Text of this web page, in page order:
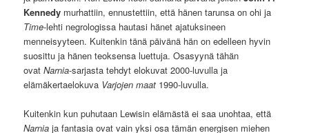
Kennedy murhattiin, ennustettiin, että hänen tarunsa on ohi ja
Time-lehti negrologissa hautasi hänet ajatuksineen
menneisyyteen. Kuitenkin tänä päivänä hän on edelleen hyvin
suosittu ja hänen teoksensa luettuja. Osasyynä tähän
ovatNarnia-sarjasta tehdyt elokuvat 2000-luvulla ja
elämäkertaelokuva Varjojen maat 1990-luvulla.
Kuitenkin kun puhutaan Lewisin elämästä ei saa unohtaa, että
Narnia ja fantasia ovat vain yksi osa tämän energisen miehen